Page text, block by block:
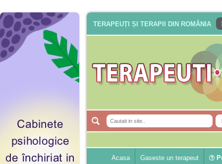
TERAPEUȚI ȘI TERAPII DIN ROMÂNIA
Acasa Gaseste un terapeut